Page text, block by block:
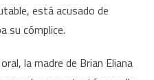
está acusado de
su cómplice.
la madre de Brian Eliana